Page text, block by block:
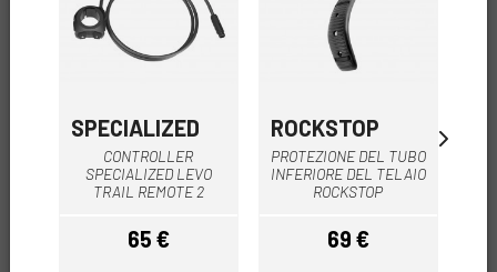
SPECIALIZED
CONTROLLER
SPECIALIZED LEVO
TRAIL REMOTE 2
Prezzo
65 €
ROCKSTOP
PROTEZIONE DEL TUBO
INFERIORE DEL TELAIO
ROCKSTOP
Prezzo
69 €